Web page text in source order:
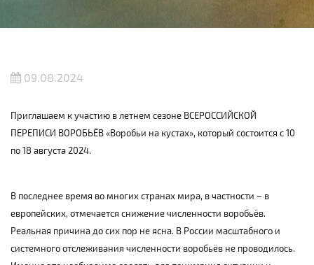
09.08.2024
Приглашаем к участию в летнем сезоне ВСЕРОССИЙСКОЙ
ПЕРЕПИСИ ВОРОБЬЁВ «Воробьи на кустах», который состоится с 10
по 18 августа 2024.
В последнее время во многих странах мира, в частности – в
европейских, отмечается снижение численности воробьёв.
Реальная причина до сих пор не ясна. В России масштабного и
системного отслеживания численности воробьёв не проводилось.